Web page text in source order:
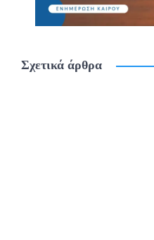
Σχετικά άρθρα